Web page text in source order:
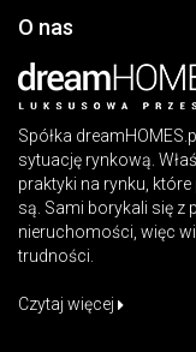
O nas
Spółka
sytuację rynkową.
praktyki na rynku,
są. Sami borykali się z
nieruchomości, więc
trudności.
Czytaj więcej